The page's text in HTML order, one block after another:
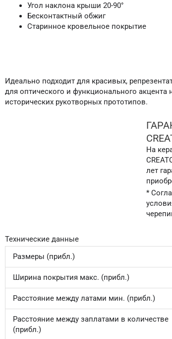
Угол наклона крыши 20-90°
Бесконтактный обжиг
Старинное кровельное покрытие
Идеально подходит для красивых,
для оптического и функционального
исторических рукотворных прототипов.
На
лет
*
Технические данные
Размеры (прибл.)
Ширина покрытия макс. (прибл.)
Расстояние между латами мин. (прибл.)
Расстояние между заплатами в количестве
(прибл.)